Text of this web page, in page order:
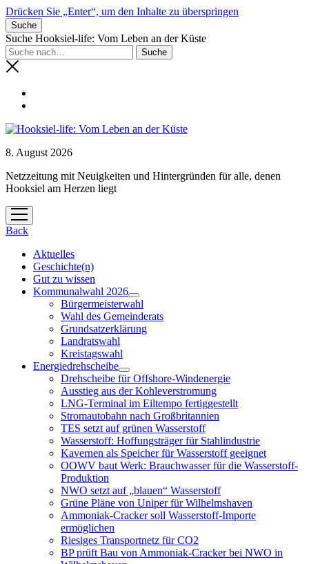
Drücken Sie „Enter“, um den Inhalte zu überspringen
Suche
Suche Hooksiel-life: Vom Leben an der Küste
8. August 2026
Netzzeitung mit Neuigkeiten und Hintergründen für alle, denen
Hooksiel am Herzen liegt
Menü
öffnen
Back
Aktuelles
Geschichte(n)
Gut zu wissen
Kommunalwahl 2026
Menü
öffnen
Bürgermeisterwahl
Wahl des Gemeinderats
Grundsatzerklärung
Landratswahl
Kreistagswahl
Energiedrehscheibe
Menü
öffnen
Drehscheibe für Offshore-Windenergie
Ausstieg aus der Kohleverstromung
LNG-Terminal im Eiltempo fertiggestellt
Stromautobahn nach Großbritannien
TES setzt auf grünen Wasserstoff
Wasserstoff: Hoffungsträger für Stahlindustrie
Kavernen als Speicher für Wasserstoff geeignet
OOWV baut Werk: Brauchwasser für die Wasserstoff-
Produktion
NWO setzt auf „blauen“ Wasserstoff
Grüne Pläne von Uniper für Wilhelmshaven
Ammoniak-Cracker soll Wasserstoff-Importe
ermöglichen
Riesiges Transportnetz für CO2
BP prüft Bau von Ammoniak-Cracker bei NWO in